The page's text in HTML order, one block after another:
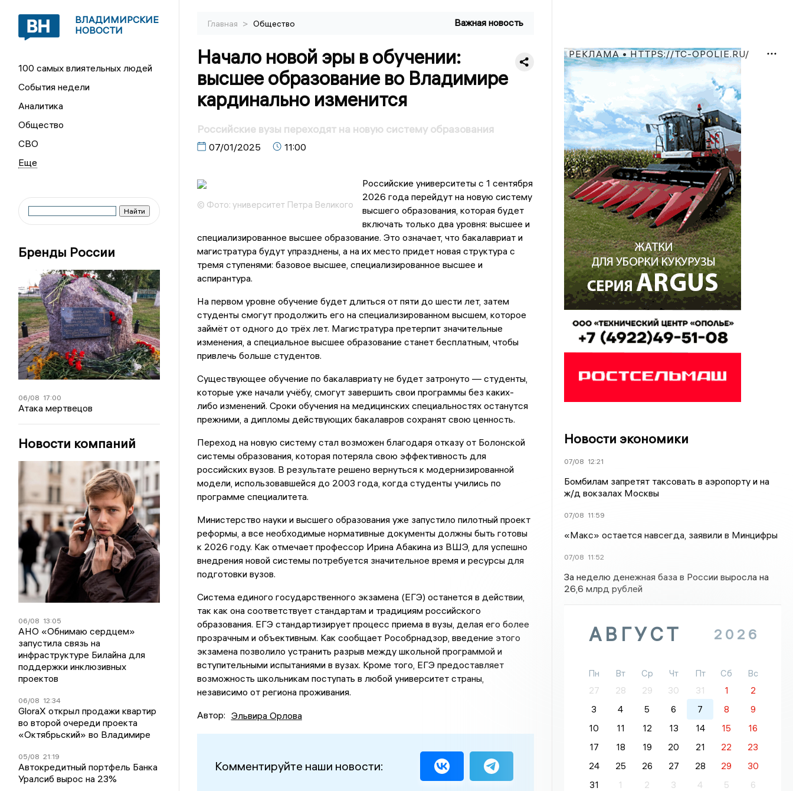
ВЛАДИМИРСКИЕ
НОВОСТИ
100 самых влиятельных людей
События недели
Аналитика
Общество
СВО
Бренды России
06/08 17:00
Атака мертвецов
Новости компаний
06/08 13:05
АНО «Обнимаю сердцем»
запустила связь на
инфраструктуре Билайна для
поддержки инклюзивных
проектов
06/08 12:34
GloraX открыл продажи квартир
во второй очереди проекта
«Октябрьский» во Владимире
05/08 21:19
Автокредитный портфель Банка
Уралсиб вырос на 23%
Главная > Общество Важная новость
Начало новой эры в обучении:
высшее образование во Владимире
кардинально изменится
Российские вузы переходят на новую систему образования
07/01/2025 11:00
© Фото: университет Петра Великого
Российские университеты с 1 сентября
2026 года перейдут на новую систему
высшего образования, которая будет
включать только два уровня: высшее и
специализированное высшее образование. Это означает, что бакалавриат и
магистратура будут упразднены, а на их место придет новая структура с
тремя ступенями: базовое высшее, специализированное высшее и
аспирантура.
На первом уровне обучение будет длиться от пяти до шести лет, затем
студенты смогут продолжить его на специализированном высшем, которое
займёт от одного до трёх лет. Магистратура претерпит значительные
изменения, а специальное высшее образование станет бесплатным, чтобы
привлечь больше студентов.
Существующее обучение по бакалавриату не будет затронуто — студенты,
которые уже начали учёбу, смогут завершить свои программы без каких-
либо изменений. Сроки обучения на медицинских специальностях останутся
прежними, а дипломы действующих бакалавров сохранят свою ценность.
Переход на новую систему стал возможен благодаря отказу от Болонской
системы образования, которая потеряла свою эффективность для
российских вузов. В результате решено вернуться к модернизированной
модели, использовавшейся до 2003 года, когда студенты учились по
программе специалитета.
Министерство науки и высшего образования уже запустило пилотный проект
реформы, а все необходимые нормативные документы должны быть готовы
к 2026 году. Как отмечает профессор Ирина Абакина из ВШЭ, для успешно
внедрения новой системы потребуется значительное время и ресурсы для
подготовки вузов.
Система единого государственного экзамена (ЕГЭ) останется в действии,
так как она соответствует стандартам и традициям российского
образования. ЕГЭ стандартизирует процесс приема в вузы, делая его более
прозрачным и объективным. Как сообщает Рособрнадзор, введение этого
экзамена позволило устранить разрыв между школьной программой и
вступительными испытаниями в вузах. Кроме того, ЕГЭ предоставляет
возможность школьникам поступать в любой университет страны,
независимо от региона проживания.
Автор: Эльвира Орлова
Комментируйте наши новости:
РЕКЛАМА • HTTPS://TC-OPOLIE.RU/
Новости экономики
07/08 12:21
Бомбилам запретят таксовать в аэропорту и на
ж/д вокзалах Москвы
07/08 11:59
«Макс» остается навсегда, заявили в Минцифры
07/08 11:52
За неделю денежная база в России выросла на
26,6 млрд рублей
АВГУСТ 2026
Пн Вт Ср Чт Пт Сб
Вс
27
28 29 30 31 1
2
3
4 5 6 7 8
9
10
11 12 13 14 15
16
17
18 19 20 21 22
23
24
25 26 27 28 29
30
31
1 2 3 4 5 6